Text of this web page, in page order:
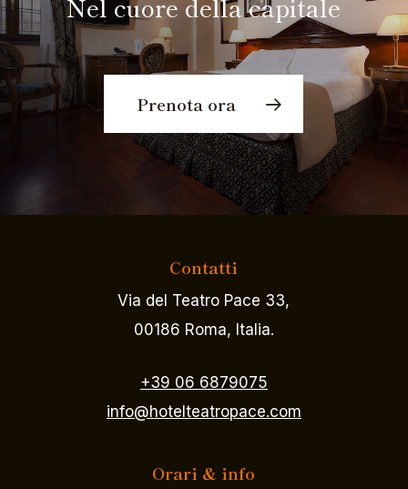
Prenota ora
Contatti
Via del Teatro Pace 33,
00186 Roma, Italia.
+39 06 6879075
info@hotelteatropace.com
Orari & info